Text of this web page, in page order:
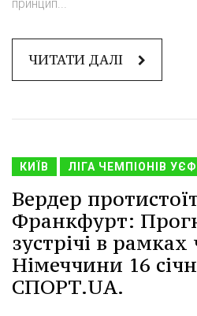
принцип...
ЧИТАТИ ДАЛІ
КИЇВ ЛІГА ЧЕМПІОНІВ
Вердер
Франкфурт:
зустрічі в
Німеччини 16
СПОРТ.UA.